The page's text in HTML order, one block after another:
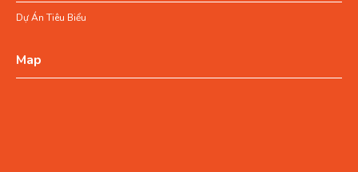
Dự Án Tiêu Biểu
Map